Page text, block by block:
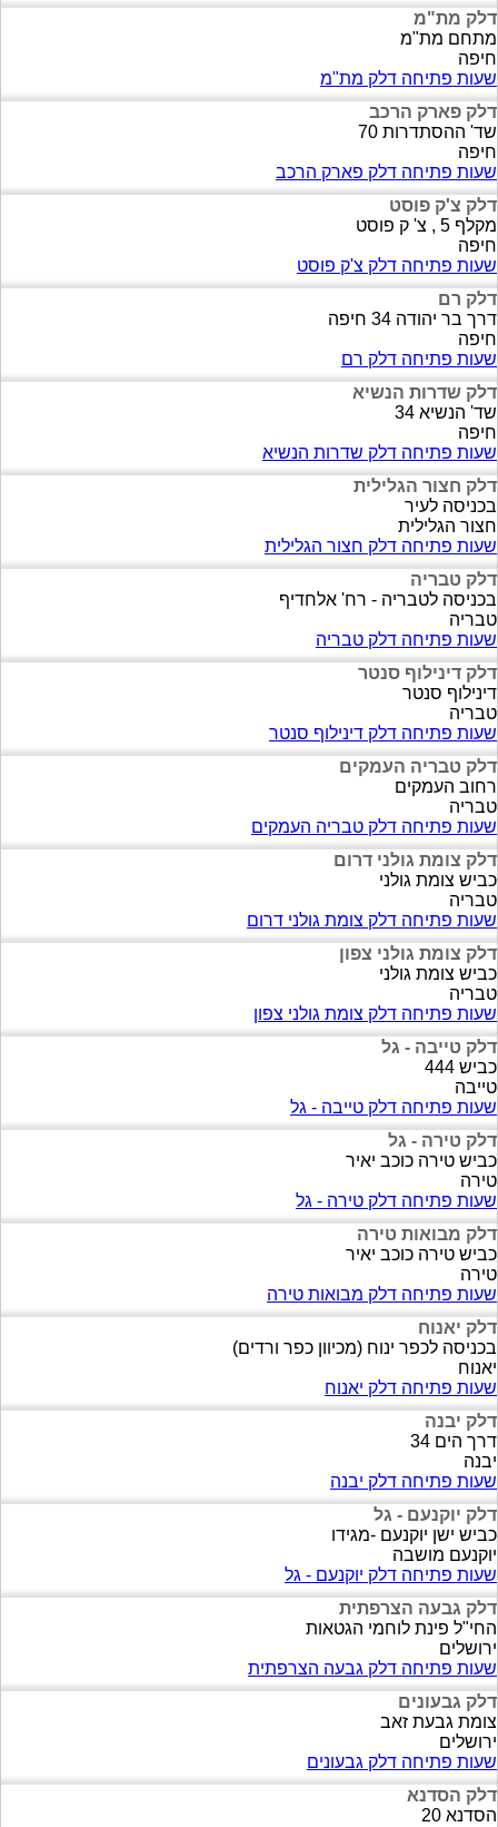
דלק מת"מ
מתחם מת"מ
חיפה
שעות פתיחה דלק מת"מ
דלק פארק הרכב
שד' ההסתדרות 70
חיפה
שעות פתיחה דלק פארק הרכב
דלק צ'ק פוסט
מקלף 5 , צ' ק פוסט
חיפה
שעות פתיחה דלק צ'ק פוסט
דלק רם
דרך בר יהודה 34 חיפה
חיפה
שעות פתיחה דלק רם
דלק שדרות הנשיא
שד' הנשיא 34
חיפה
שעות פתיחה דלק שדרות הנשיא
דלק חצור הגלילית
בכניסה לעיר
חצור הגלילית
שעות פתיחה דלק חצור הגלילית
דלק טבריה
בכניסה לטבריה - רח' אלחדיף
טבריה
שעות פתיחה דלק טבריה
דלק דינילוף סנטר
דינילוף סנטר
טבריה
שעות פתיחה דלק דינילוף סנטר
דלק טבריה העמקים
רחוב העמקים
טבריה
שעות פתיחה דלק טבריה העמקים
דלק צומת גולני דרום
כביש צומת גולני
טבריה
שעות פתיחה דלק צומת גולני דרום
דלק צומת גולני צפון
כביש צומת גולני
טבריה
שעות פתיחה דלק צומת גולני צפון
דלק טייבה - גל
כביש 444
טייבה
שעות פתיחה דלק טייבה - גל
דלק טירה - גל
כביש טירה כוכב יאיר
טירה
שעות פתיחה דלק טירה - גל
דלק מבואות טירה
כביש טירה כוכב יאיר
טירה
שעות פתיחה דלק מבואות טירה
דלק יאנוח
בכניסה לכפר ינוח (מכיוון כפר ורדים)
יאנוח
שעות פתיחה דלק יאנוח
דלק יבנה
דרך הים 34
יבנה
שעות פתיחה דלק יבנה
דלק יוקנעם - גל
כביש ישן יוקנעם -מגידו
יוקנעם מושבה
שעות פתיחה דלק יוקנעם - גל
דלק גבעה הצרפתית
החי"ל פינת לוחמי הגטאות
ירושלים
שעות פתיחה דלק גבעה הצרפתית
דלק גבעונים
צומת גבעת זאב
ירושלים
שעות פתיחה דלק גבעונים
דלק הסדנא
הסדנא 20